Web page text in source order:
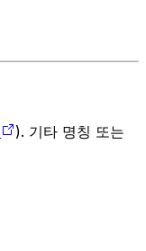
). 기타 명칭 또는